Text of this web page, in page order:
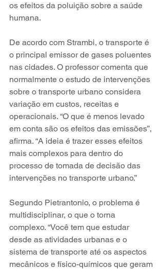
os efeitos da poluição sobre a saúde
humana.
De acordo com Strambi, o transporte é
o principal emissor de gases poluentes
nas cidades. O professor comenta que
normalmente o estudo de intervenções
sobre o transporte urbano considera
variação em custos, receitas e
operacionais. “O que é menos levado
em conta são os efeitos das emissões”,
afirma. “A ideia é trazer esses efeitos
mais complexos para dentro do
processo de tomada de decisão das
intervenções no transporte urbano.”
Segundo Pietrantonio, o problema é
multidisciplinar, o que o torna
complexo. “Você tem que estudar
desde as atividades urbanas e o
sistema de transporte até os aspectos
mecânicos e físico-químicos que geram